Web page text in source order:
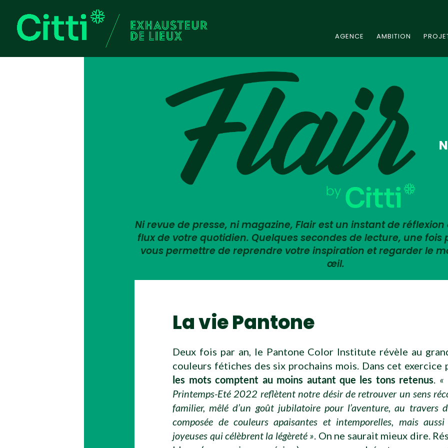
AGENCE AMBITION
Ni revue de presse, ni magazine, Flair est un instant de réflexion
flux de votre quotidien. Quelques secondes de lecture, une fois
vous permettre de reprendre votre inspiration et regarder le
œil.
La vie Pantone
Deux fois par an, le Pantone Color Institute révèle au
couleurs fétiches des six prochains mois. Dans cet exercice
les mots comptent au moins autant que les tons retenus «
Printemps-Eté 2022 reflètent notre désir de retrouver un sens
familier, mêlé d’un goût jubilatoire pour l’aventure, au travers
composée de couleurs apaisantes et intemporelles, mais
joyeuses qui célèbrent la légèreté » . On ne saurait mieux dire.